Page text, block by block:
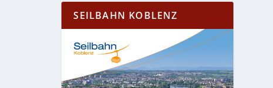
SEILBAHN KOBLENZ